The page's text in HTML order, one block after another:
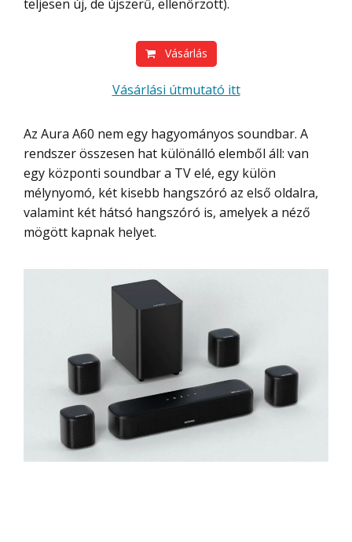
teljesen új, de újszerű, ellenőrzött).
Vásárlás
Vásárlási útmutató itt
Az Aura A60 nem egy hagyományos soundbar. A
rendszer összesen hat különálló elemből áll: van
egy központi soundbar a TV elé, egy külön
mélynyomó, két kisebb hangszóró az első oldalra,
valamint két hátsó hangszóró is, amelyek a néző
mögött kapnak helyet.